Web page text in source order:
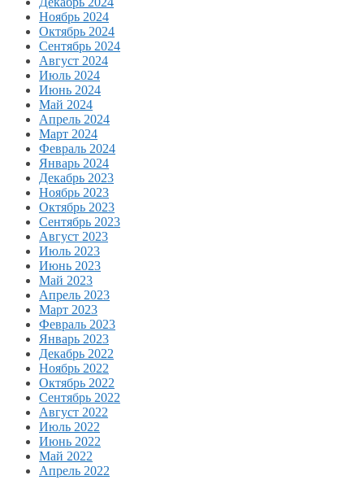
Ноябрь 2024
Октябрь 2024
Сентябрь 2024
Август 2024
Июль 2024
Июнь 2024
Май 2024
Апрель 2024
Март 2024
Февраль 2024
Январь 2024
Декабрь 2023
Ноябрь 2023
Октябрь 2023
Сентябрь 2023
Август 2023
Июль 2023
Июнь 2023
Май 2023
Апрель 2023
Март 2023
Февраль 2023
Январь 2023
Декабрь 2022
Ноябрь 2022
Октябрь 2022
Сентябрь 2022
Август 2022
Июль 2022
Июнь 2022
Май 2022
Апрель 2022